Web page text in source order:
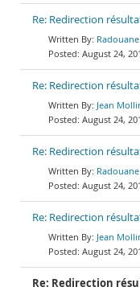
Re: Redirection
August 24,
Re: Redirection
Jean
August 24,
Re: Redirection
August 24,
Re: Redirection
Jean
August 24,
Re: Redirection